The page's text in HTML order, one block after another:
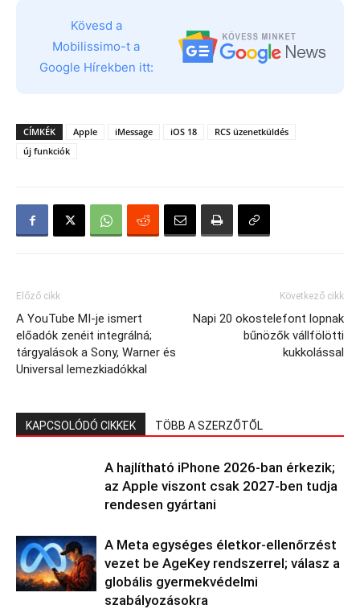
Kövesd a
Mobilissimo-t a
Google Hírekben itt:
CÍMKÉK Apple iMessage iOS 18
RCS üzenetküldés
új funkciók
Előző cikk
A YouTube MI-je ismert
előadók zenéit integrálná;
tárgyalások a Sony, Warner és
Universal lemezkiadókkal
Következő cikk
Napi 20 okostelefont lopnak
bűnözők vállfölötti
kukkolással
KAPCSOLÓDÓ CIKKEK TÖBB A SZERZŐTŐL
A hajlítható iPhone 2026-ban érkezik;
az Apple viszont csak 2027-ben tudja
rendesen gyártani
A Meta egységes életkor-ellenőrzést
vezet be AgeKey rendszerrel; válasz a
globális gyermekvédelmi
szabályozásokra